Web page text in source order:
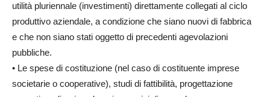
utilità pluriennale (investimenti) direttamente collegati al ciclo
produttivo aziendale, a condizione che siano nuovi di fabbrica
e che non siano stati oggetto di precedenti agevolazioni
pubbliche.
• Le spese di costituzione (nel caso di costituente imprese
societarie o cooperative), studi di fattibilità, progettazione